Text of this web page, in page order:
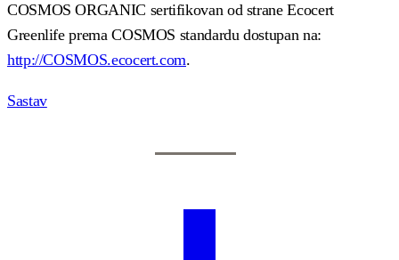
COSMOS ORGANIC sertifikovan od strane Ecocert
Greenlife prema COSMOS standardu dostupan na:
http://COSMOS.ecocert.com.
Sastav